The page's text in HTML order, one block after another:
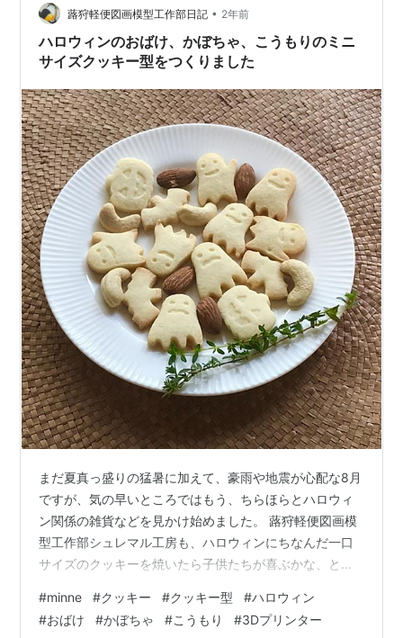
ど耳のところが難しい。。自由の女…
蕗狩軽便図画模型工作部日記 • 2年前
ハロウィンのおばけ、かぼちゃ、こうもりのミニ
サイズクッキー型をつくりました
まだ夏真っ盛りの猛暑に加えて、豪雨や地震が心配な8月
ですが、気の早いところではもう、ちらほらとハロウィ
ン関係の雑貨などを見かけ始めました。 蕗狩軽便図画模
型工作部シュレマル工房も、ハロウィンにちなんだ一口
サイズのクッキーを焼いたら子供たちが喜ぶかな、とク
ゃ、こうもりの3種類、直径3センチほどのクッキーが焼
ける型です。 一つの型に3ポーズのおばけ、もう一つに
#minne #クッキー #クッキー型 #ハロウィン
#おばけ #かぼちゃ #こうもり #3Dプリンター